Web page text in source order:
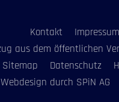
Kontakt
Impressum
Sitemap
Datenschutz
Webdesign durch SPiN AG